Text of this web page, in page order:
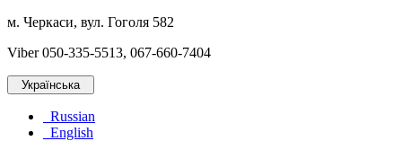
м. Черкаси, вул. Гоголя 582
Viber 050-335-5513, 067-660-7404
Українська
Russian
English